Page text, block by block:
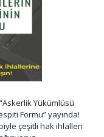
Yükümlüsü
Formu” yayında!
çeşitli hak ihlalleri